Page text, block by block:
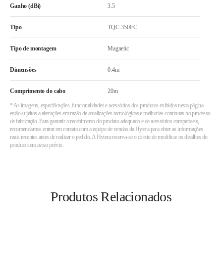
Ganho (dBi) 3.5
Tipo TQC-350FC
Tipo de montagem Magnetic
Dimensões 0.4m
Comprimento do cabo 20m
* As imagens, especificações, funcionalidades e acessórios dos produtos exibidos nesta página
estão sujeitos a alterações em razão de atualizações tecnológicas e melhorias contínuas no processo
de fabricação. Para garantir o recebimento do produto adequado e de acessórios compatíveis,
recomendamos entrar em contato com a equipe de vendas da Hytera para obter as informações
mais recentes antes de realizar o pedido. A Hytera reserva-se o direito de modificar os detalhes do
produto sem aviso prévio.
Produtos Relacionados